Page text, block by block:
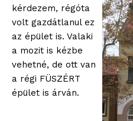
kérdezem, régóta
volt gazdátlanul ez
az épület is. Valaki
a mozit is kézbe
vehetné, de ott van
a régi FÜSZÉRT
épület is árván.